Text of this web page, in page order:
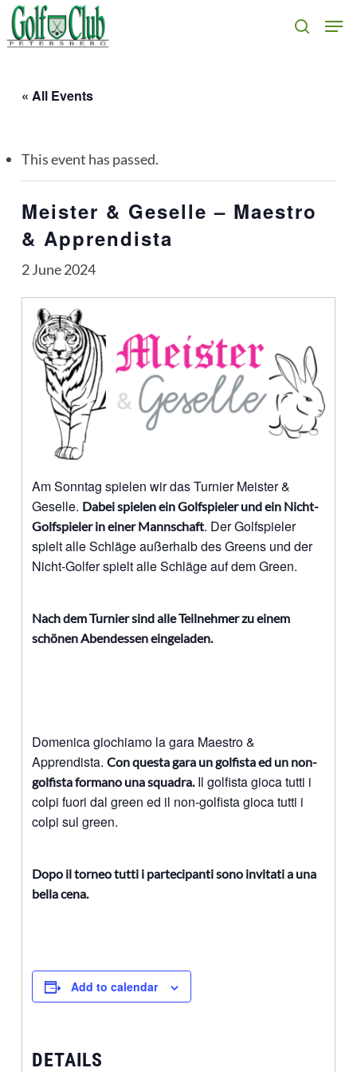
Skip
to
search
« All Events
This event has passed.
Meister & Geselle – Maestro
& Apprendista
2 June 2024
Am Sonntag spielen wir das Turnier Meister &
Geselle. Dabei spielen ein Golfspieler und ein Nicht-
Golfspieler in einer Mannschaft. Der Golfspieler
spielt alle Schläge außerhalb des Greens und der
Nicht-Golfer spielt alle Schläge auf dem Green.
Nach dem Turnier sind alle Teilnehmer zu einem
schönen Abendessen eingeladen.
Domenica giochiamo la gara Maestro &
Apprendista. Con questa gara un golfista ed un non-
golfista formano una squadra.Il golfista gioca tutti i
colpi fuori dal green ed il non-golfista gioca tutti i
colpi sul green.
Dopo il torneo tutti i partecipanti sono invitati a una
bella cena.
Add to calendar
DETAILS